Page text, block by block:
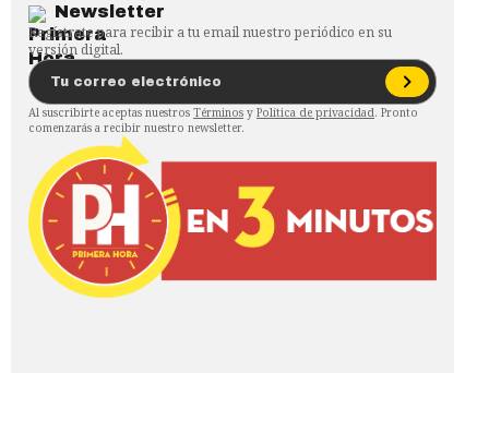
Newsletter
Regístrate para recibir a tu email nuestro periódico en su
versión digital.
Al suscribirte aceptas nuestros Términos y Política de privacidad. Pronto
comenzarás a recibir nuestro newsletter.